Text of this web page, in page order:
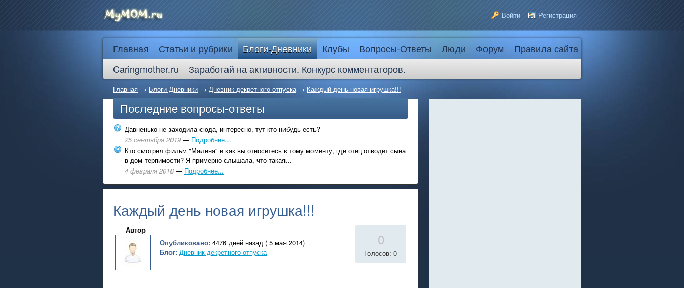
Войти Регистрация
Главная Статьи и рубрики Блоги-Дневники Клубы Вопросы-Ответы Люди Форум
Правила сайта
Caringmother.ru
Заработай на активности. Конкурс комментаторов.
Главная → Блоги-Дневники → Дневник декретного отпуска→ Каждый день новая игрушка!!!
Последние вопросы-ответы
Давненько не заходила сюда, интересно, тут кто-нибудь есть?
25 сентября 2019 — Подробнее...
Кто смотрел фильм "Малена" и как вы относитесь к тому моменту, где отец отводит сына
в дом терпимости? Я примерно слышала, что такая...
4 февраля 2018 — Подробнее...
Каждый день новая игрушка!!!
Автор
Опубликовано: 4476 дней назад ( 5 мая 2014)
Блог: Дневник декретного отпуска
0
Голосов: 0